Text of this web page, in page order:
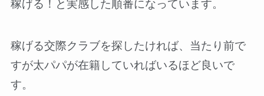
稼げる！と実感した順番になっています。
稼げる交際クラブを探したければ、当たり前で
すが太パパが在籍していればいるほど良いで
す。